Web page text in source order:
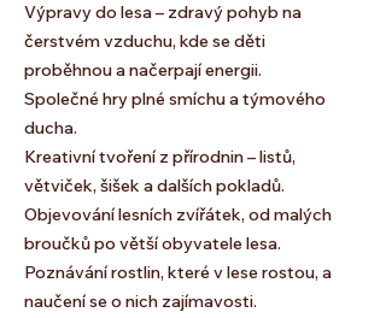
Výpravy do lesa – zdravý pohyb na
čerstvém vzduchu, kde se děti
proběhnou a načerpají energii.
Společné hry plné smíchu a týmového
ducha.
Kreativní tvoření z přírodnin – listů,
větviček, šišek a dalších pokladů.
Objevování lesních zvířátek, od malých
broučků po větší obyvatele lesa.
Poznávání rostlin, které v lese rostou, a
naučení se o nich zajímavosti.